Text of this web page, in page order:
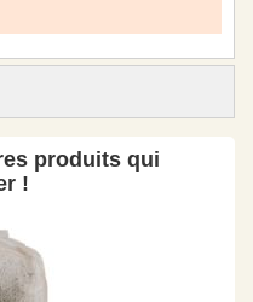
produits qui
!